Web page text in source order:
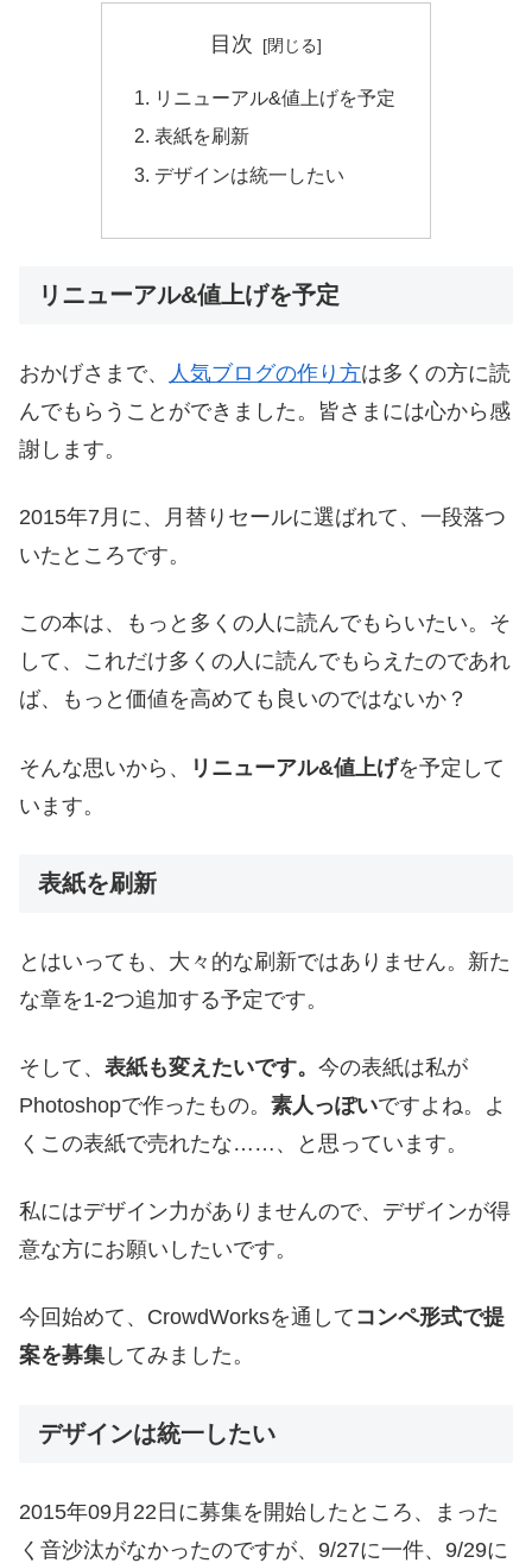
目次
リニューアル&値上げを予定
表紙を刷新
デザインは統一したい
リニューアル&値上げを予定
おかげさまで、 人気ブログの作り方は多くの方に読
んでもらうことができました。皆さまには心から感
謝します。
2015年7月に、月替りセールに選ばれて、一段落つ
いたところです。
この本は、もっと多くの人に読んでもらいたい。そ
して、これだけ多くの人に読んでもらえたのであれ
ば、もっと価値を高めても良いのではないか？
そんな思いから、 リニューアル&値上げを予定して
います。
表紙を刷新
とはいっても、大々的な刷新ではありません。新た
な章を1-2つ追加する予定です。
そして、 表紙も変えたいです。 今の表紙は私が
Photoshopで作ったもの。 素人っぽいですよね。よ
くこの表紙で売れたな……、と思っています。
私にはデザイン力がありませんので、デザインが得
意な方にお願いしたいです。
今回始めて、CrowdWorksを通して コンペ形式で提
案を募集 してみました。
デザインは統一したい
2015年09月22日に募集を開始したところ、まった
く音沙汰がなかったのですが、9/27に一件、9/29に